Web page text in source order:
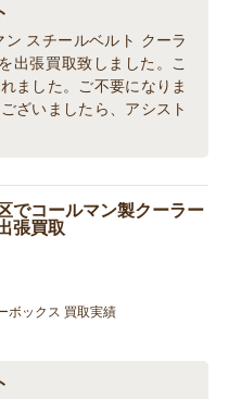
スチールベルト クーラ
出張買取致しました。こ
ました。ご不要になりま
ざいましたら、アシスト
でコールマン製クーラー
張買取
ボックス 買取実績